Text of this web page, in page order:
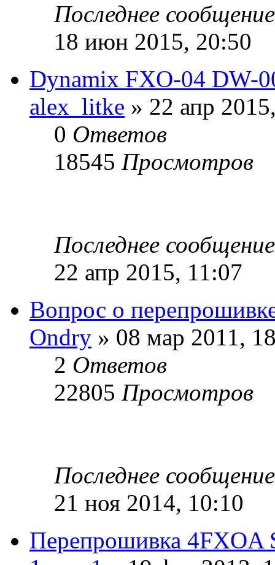
Последнее
18 июн 2015, 20:50
Dynamix FXO-04 DW-
alex_litke » 22 апр
0 Ответов
18545 Просмотров
Последнее
22 апр 2015, 11:07
Вопрос о
Ondry » 08 мар 2011,
2 Ответов
22805 Просмотров
Последнее
21 ноя 2014, 10:10
Перепрошивка 4FXOA